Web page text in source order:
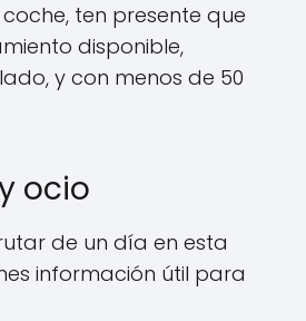
coche, ten presente que
disponible,
y con menos de 50
ocio
de un día en esta
información útil para